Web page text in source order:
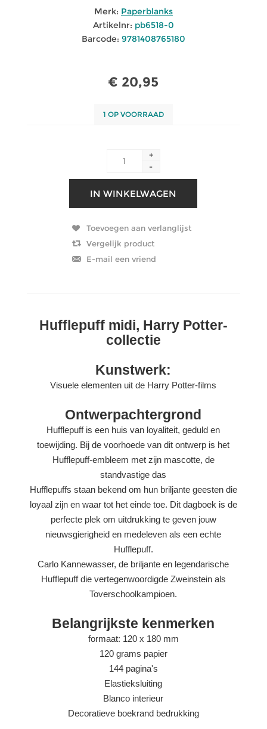
Merk: Paperblanks
Artikelnr: pb6518-0
Barcode: 9781408765180
€ 20,95
1 OP VOORRAAD
+
-
Hufflepuff midi, Harry Potter-
collectie
Kunstwerk:
Visuele elementen uit de Harry Potter-films
Ontwerpachtergrond
Hufflepuff is een huis van loyaliteit, geduld en
toewijding. Bij de voorhoede van dit ontwerp is het
Hufflepuff-embleem met zijn mascotte, de
standvastige das
Hufflepuffs staan ​​bekend om hun briljante geesten die
loyaal zijn en waar tot het einde toe. Dit dagboek is de
perfecte plek om uitdrukking te geven jouw
nieuwsgierigheid en medeleven als een echte
Hufflepuff.
Carlo Kannewasser, de briljante en legendarische
Hufflepuff die vertegenwoordigde Zweinstein als
Toverschoolkampioen.
Belangrijkste kenmerken
formaat: 120 x 180 mm
120 grams papier
144 pagina's
Elastieksluiting
Blanco interieur
Decoratieve boekrand bedrukking